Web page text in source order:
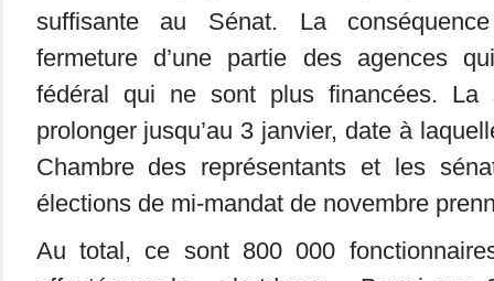
suffisante au Sénat. La
fermeture d’une partie des agences
fédéral qui ne sont plus financées. La
prolonger jusqu’au 3 janvier, date à
Chambre des représentants et les
élections de mi-mandat de novembre
Au total, ce sont 800 000